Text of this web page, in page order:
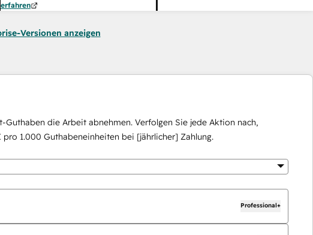
erfahren
Versionen anzeigen
die Arbeit abnehmen. Verfolgen Sie jede Aktion nach,
pro 1.000 Guthabeneinheiten bei [jährlicher] Zahlung.
Professional+